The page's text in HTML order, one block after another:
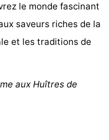
le monde fascinant
saveurs riches de la
et les traditions de
aux Huîtres de